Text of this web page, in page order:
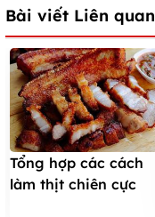
Bài viết Liên quan
Tổng hợp các cách
làm thịt chiên cực